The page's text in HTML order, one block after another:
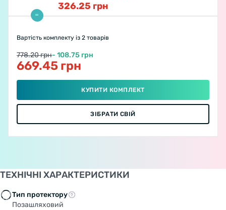
326.25 грн
Вартість комплекту із 2 товарів
778.20 грн- 108.75 грн
669.45 грн
КУПИТИ КОМПЛЕКТ
ЗІБРАТИ СВІЙ
ТЕХНІЧНІ ХАРАКТЕРИСТИКИ
Тип протектору
Позашляховий